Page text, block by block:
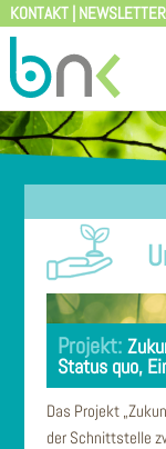
Zum
Inhalt
KONTAKT| NEWSLETTER
Status quo,
Das Projekt
der Schnittstelle